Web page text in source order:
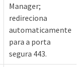
Manager;
redireciona
automaticamente
para a porta
segura 443.